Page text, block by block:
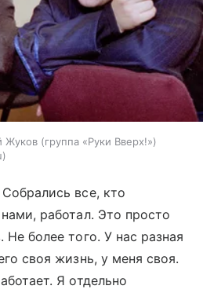
(группа «Руки Вверх!»)
все, кто
работал. Это просто
Не более того. У нас разная
своя жизнь, у меня своя.
Я отдельно